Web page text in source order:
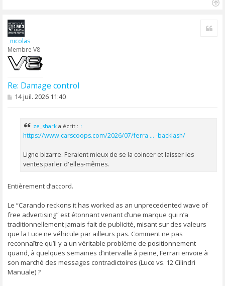
_nicolas
Membre V8
Re: Damage control
M14 juil. 2026 11:40
ze_shark a écrit : ↑
https://www.carscoops.com/2026/07/ferra ... -backlash/
Ligne bizarre. Feraient mieux de se la coincer et laisser les
ventes parler d'elles-mêmes.
Entièrement d’accord.
Le “Carando reckons it has worked as an unprecedented wave of
free advertising” est étonnant venant d’une marque qui n’a
traditionnellement jamais fait de publicité, misant sur des valeurs
que la Luce ne véhicule par ailleurs pas. Comment ne pas
reconnaître qu’il y a un véritable problème de positionnement
quand, à quelques semaines d’intervalle à peine, Ferrari envoie à
son marché des messages contradictoires (Luce vs. 12 Cilindri
Manuale) ?